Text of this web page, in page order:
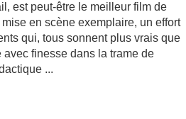
est peut-être le meilleur film de
en scène exemplaire, un effort
qui, tous sonnent plus vrais que
avec finesse dans la trame de
...